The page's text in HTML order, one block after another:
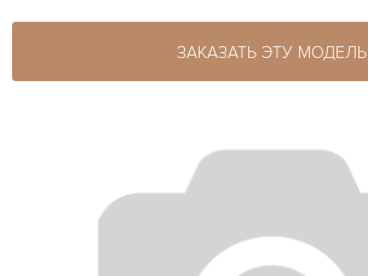
27-44
ЗАКАЗАТЬ ЭТУ МОДЕЛЬ